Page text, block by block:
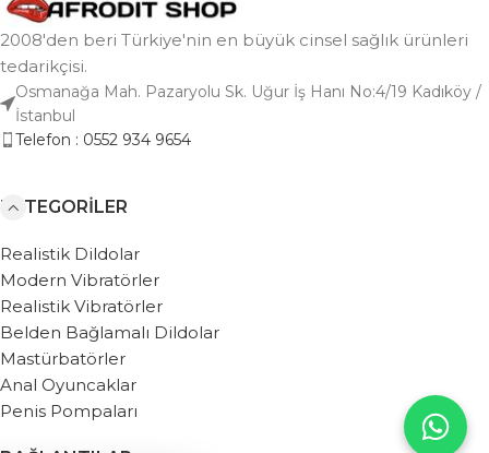
2008'den beri Türkiye'nin en büyük cinsel sağlık ürünleri
tedarikçisi.
Osmanağa Mah. Pazaryolu Sk. Uğur İş Hanı No:4/19 Kadıköy /
İstanbul
Telefon : 0552 934 9654
KATEGORILER
Realistik Dildolar
Modern Vibratörler
Realistik Vibratörler
Belden Bağlamalı Dildolar
Mastürbatörler
Anal Oyuncaklar
Penis Pompaları